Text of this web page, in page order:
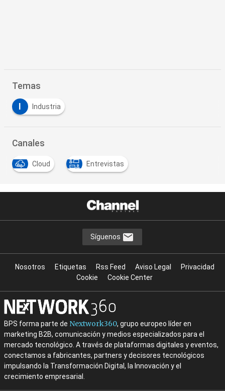
Temas
Industria
Canales
Cloud Entrevistas
Síguenos
Nosotros Etiquetas Rss Feed Aviso Legal
Privacidad
Cookie
Cookie Center
BPS forma parte de Nextwork360, grupo europeo líder en
marketing B2B, comunicación y medios especializados para el
mercado tecnológico. A través de plataformas digitales y eventos,
conectamos a fabricantes, partners y decisores tecnológicos
impulsando la Transformación Digital, la Innovación y el
crecimiento empresarial.